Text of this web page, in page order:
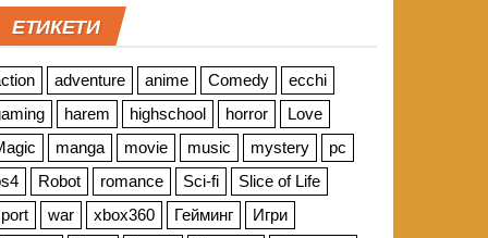
ЕТИКЕТИ
adventure anime Comedy
ecchi
harem highschool horror
Love
manga movie music mystery
pc
Robot romance Sci-fi
Slice of Life
war xbox360 Гейминг
Игри